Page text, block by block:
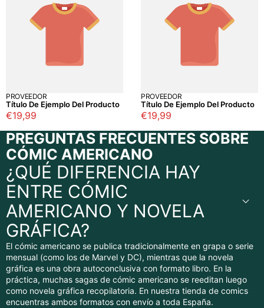
PROVEEDOR
Título De Ejemplo Del Producto
Precio
regular
€19,99
PROVEEDOR
Título De Ejemplo Del Producto
Precio
regular
€19,99
PREGUNTAS FRECUENTES SOBRE
CÓMIC AMERICANO
¿QUÉ DIFERENCIA HAY
ENTRE CÓMIC
AMERICANO Y NOVELA
GRÁFICA?
El cómic americano se publica tradicionalmente en grapa o serie
mensual (como los de Marvel y DC), mientras que la novela
gráfica es una obra autoconclusiva con formato libro. En la
práctica, muchas sagas de cómic americano se reeditan luego
como novela gráfica recopilatoria. En nuestra tienda de comics
encuentras ambos formatos con envío a toda España.